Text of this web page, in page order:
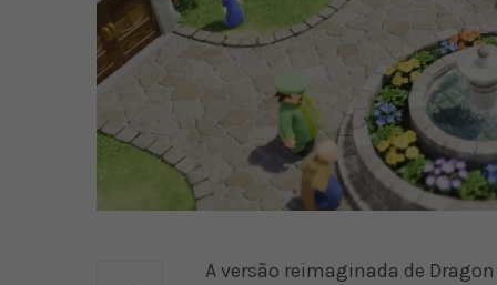
A versão reimaginada de